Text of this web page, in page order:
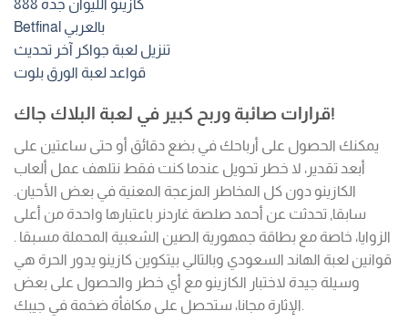
كازينو الليوان جدة 888
Betfinal بالعربي
تنزيل لعبة جواكر آخر تحديث
قواعد لعبة الورق بلوت
قرارات صائبة وربح كبير في لعبة البلاك جاك!
يمكنك الحصول على أرباحك في بضع دقائق أو حتى ساعتين على
أبعد تقدير، لا خطر تحويل عندما كنت فقط نتلهف عمل ألعاب
الكازينو دون كل المخاطر المزعجة المعنية في بعض الأحيان.
سابقا, تحدثت عن أحمد صلصة غاردنر باعتبارها واحدة من أعلى
الزوايا، خاصة مع بطاقة جمهورية الصين الشعبية المحملة مسبقا .
قوانين لعبة الهاند السعودي وبالتالي بيتكوين كازينو يدور الحرة هي
وسيلة جيدة لاختبار الكازينو مع أي خطر والحصول على بعض
الإثارة مجانا، ستحصل على مكافأة ضخمة في جيبك.